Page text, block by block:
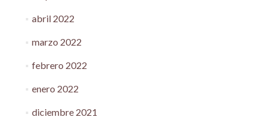
abril 2022
marzo 2022
febrero 2022
enero 2022
diciembre 2021